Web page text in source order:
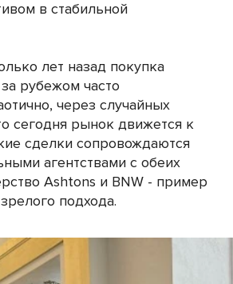
в стабильной
лет назад покупка
рубежом часто
через случайных
сегодня рынок движется к
сделки сопровождаются
агентствами с обеих
Ashtons и BNW - пример
подхода.